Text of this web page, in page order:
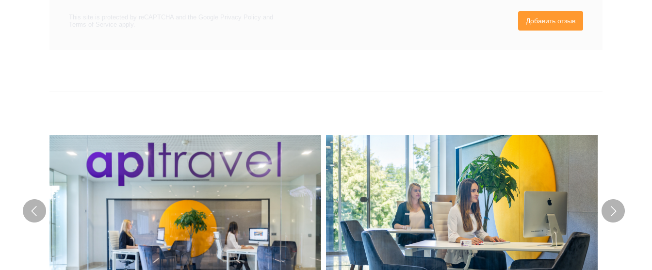
Добавить отзыв